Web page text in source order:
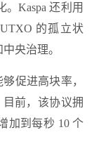
Kaspa 还利用
的孤立状
央治理。
促进高块率，
前，该协议拥
加到每秒 10 个